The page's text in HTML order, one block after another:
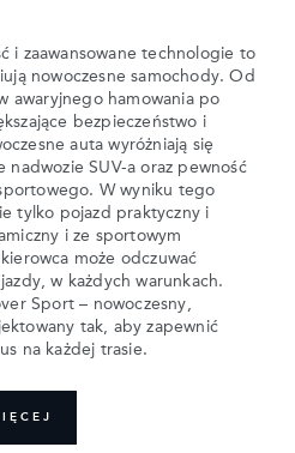
i zaawansowane technologie to
nowoczesne samochody. Od
awaryjnego hamowania po
bezpieczeństwo i
auta wyróżniają się
nadwozie SUV-a oraz pewność
W wyniku tego
tylko pojazd praktyczny i
i ze sportowym
może odczuwać
w każdych warunkach.
Sport – nowoczesny,
tak, aby zapewnić
na każdej trasie.